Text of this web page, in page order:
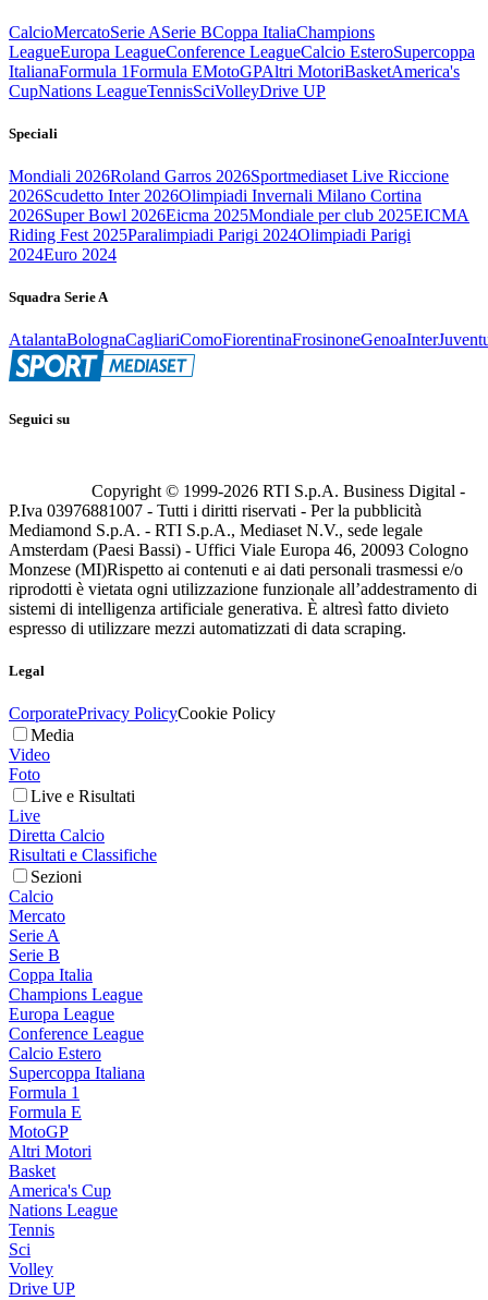
CalcioMercatoSerie ASerie BCoppa ItaliaChampions
LeagueEuropa LeagueConference LeagueCalcio EsteroSupercoppa
ItalianaFormula 1Formula EMotoGPAltri MotoriBasketAmerica's
CupNations LeagueTennisSciVolleyDrive UP
Speciali
Mondiali 2026Roland Garros 2026Sportmediaset Live Riccione
2026Scudetto Inter 2026Olimpiadi Invernali Milano Cortina
2026Super Bowl 2026Eicma 2025Mondiale per club 2025EICMA
Riding Fest 2025Paralimpiadi Parigi 2024Olimpiadi Parigi
2024Euro 2024
Squadra Serie A
AtalantaBolognaCagliariComoFiorentinaFrosinoneGenoaInter
Seguici su
Copyright © 1999-2026 RTI S.p.A. Business Digital -
P.Iva 03976881007 - Tutti i diritti riservati - Per la pubblicità
Mediamond S.p.A. - RTI S.p.A., Mediaset N.V., sede legale
Amsterdam (Paesi Bassi) - Uffici Viale Europa 46, 20093 Cologno
Monzese (MI)Rispetto ai contenuti e ai dati personali trasmessi e/o
riprodotti è vietata ogni utilizzazione funzionale all’addestramento di
sistemi di intelligenza artificiale generativa. È altresì fatto divieto
espresso di utilizzare mezzi automatizzati di data scraping.
Legal
CorporatePrivacy PolicyCookie Policy
Media
Video
Foto
Live e Risultati
Live
Diretta Calcio
Risultati e Classifiche
Sezioni
Calcio
Mercato
Serie A
Serie B
Coppa Italia
Champions League
Europa League
Conference League
Calcio Estero
Supercoppa Italiana
Formula 1
Formula E
MotoGP
Altri Motori
Basket
America's Cup
Nations League
Tennis
Sci
Volley
Drive UP